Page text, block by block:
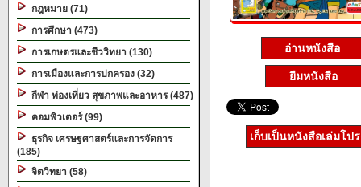
กฎหมาย (71)
การศึกษา (473)
การเกษตรและชีววิทยา (130)
การเมืองและการปกครอง (32)
กีฬา ท่องเที่ยว สุขภาพและอาหาร (487)
คอมพิวเตอร์ (99)
ธุรกิจ เศรษฐศาสตร์และการจัดการ
(185)
จิตวิทยา (58)
อ่านหนังสือ
ยืมหนังสือ
เก็บเป็นหนังสือเล่มโป